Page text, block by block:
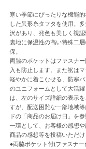
寒い季節にぴったりな機能
した異形糸タフタを使用。
沢があり、発色も美しく視認
裏地に保温性の高い特殊二
保。
両脇のポケットはファスナ
入も防止します。また裾は
軽やかに着こなせる、防寒
のユニフォームとして大活
は、左のサイズ詳細の表示
すが、配送困難な一部地域
ドの「商品のお届け日」を
一環として、お客様の感想
商品の感想等を投稿いただ
●両脇ポケット付(ファスナ